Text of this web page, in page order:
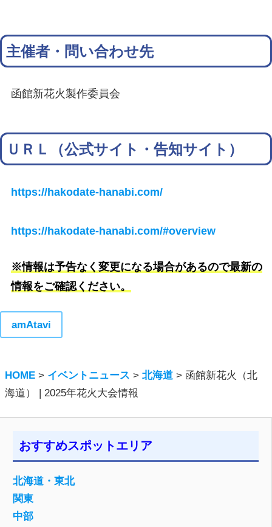
主催者・問い合わせ先
函館新花火製作委員会
ＵＲＬ（公式サイト・告知サイト）
https://hakodate-hanabi.com/
https://hakodate-hanabi.com/#overview
※情報は予告なく変更になる場合があるので最新の
情報をご確認ください。
amAtavi
HOME > イベントニュース >北海道 > 函館新花火（北
海道） | 2025年花火大会情報
おすすめスポットエリア
北海道・東北
関東
中部